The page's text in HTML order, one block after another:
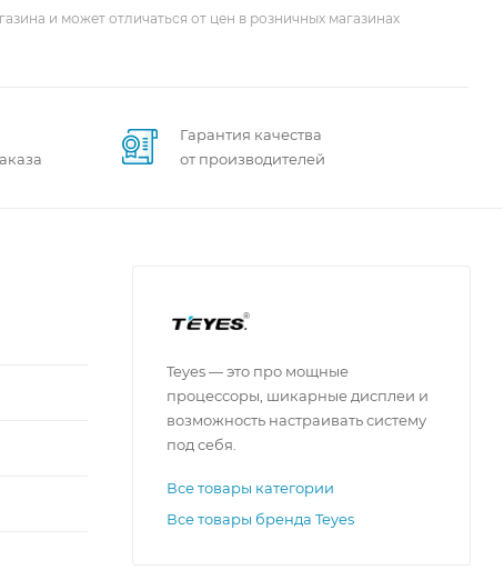
и может отличаться от цен в розничных магазинах
Гарантия качества
от производителей
Teyes — это про мощные
процессоры, шикарные дисплеи и
возможность настраивать систему
под себя.
Все товары категории
Все товары бренда Teyes